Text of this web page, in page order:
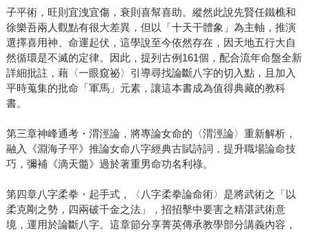
子平術，旺則宜洩宜傷，衰則喜幫喜助。縱然此說先賢任鐵樵和
徐樂吾兩人觀點有很大差異，但以「十天干體象」為主軸，推演
選擇喜用神、命運起伏，這學說至今依然存在，因天地五行大自
然循環是不滅的定律。因此，提列古例161個，配合流年命盤全新
詳細批註，藉〈一眼窺祕〉引導尋找論斷八字的切入點，且加入
平時蒐集的批命「軍馬」元素，讓這本書成為值得典藏的教科
書。
第三章神峰通考・渭涇論，將專論女命的〈渭涇論〉重新解析，
融入《淵海子平》推論女命八字經典古賦詩詞，提升職場論命技
巧，彌補《滴天髓》過於著重男命功名利祿。
第四章八字柔拳・起手式，〈八字柔拳論命術〉是將武術之「以
柔克剛之勢，四兩破千金之法」，招招擊中要害之精湛武術意
境，運用於論斷八字。這章節分享菁英傳承教學部分講義內容，